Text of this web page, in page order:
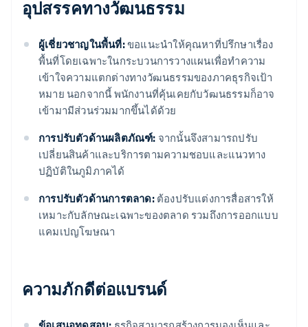
อุปสรรคทางวัฒนธรรม
ผู้เชี่ยวชาญในพื้นที่:ขอแนะนําให้คุณหาที่ปรึกษาเรื่อง
พื้นที่โดยเฉพาะในกระบวนการวางแผนเพื่อทําความ
เข้าใจความแตกต่างทางวัฒนธรรมของภาคธุรกิจเป้า
หมาย นอกจากนี้ พนักงานที่คุ้นเคยกับวัฒนธรรมก็อาจ
เข้ามามีส่วนร่วมมากขึ้นได้ด้วย
การปรับตัวด้านผลิตภัณฑ์: จากนั้นจึงสามารถปรับ
เปลี่ยนสินค้าและบริการตามความชอบและแนวทาง
ปฏิบัติในภูมิภาคได้
การปรับตัวด้านการตลาด:ต้องปรับแต่งการสื่อสารให้
เหมาะกับลักษณะเฉพาะของตลาด รวมถึงการออกแบบ
แคมเปญโฆษณา
ความภักดีต่อแบรนด์